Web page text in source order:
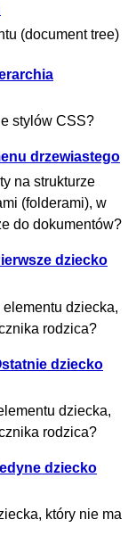
(document tree)
stylów CSS?
drzewiastego
na strukturze
(folderami), w
do dokumentów?
dziecko
dziecka,
rodzica?
dziecko
dziecka,
rodzica?
dziecko
który nie ma